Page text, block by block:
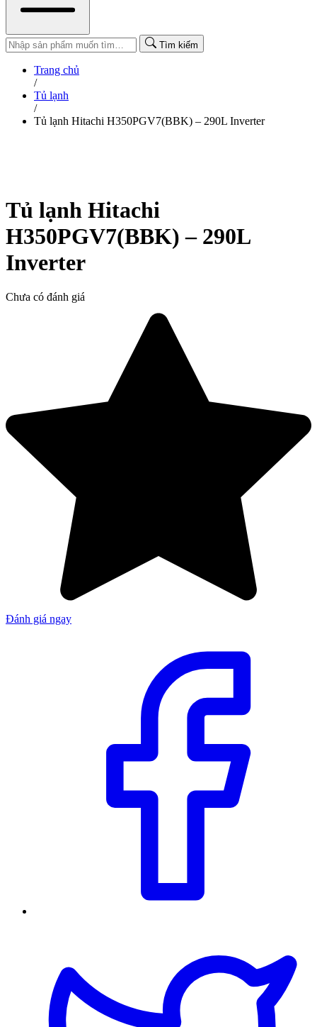
Tìm kiếm
Trang chủ
/
Tủ lạnh
/
Tủ lạnh Hitachi H350PGV7(BBK) – 290L Inverter
Tủ lạnh Hitachi
H350PGV7(BBK) – 290L
Inverter
Chưa có đánh giá
Đánh giá ngay